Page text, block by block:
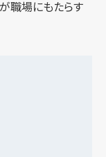
職場にもたらす